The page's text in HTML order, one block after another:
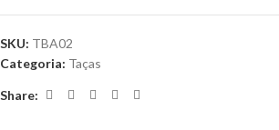
SKU: TBA02
Categoria: Taças
Share: